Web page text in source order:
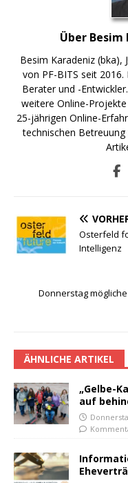
Über Besim
Besim Karadeniz (bka),
von PF-BITS seit
Berater und -
weitere Online-
25-jährigen Online-
technischen
Osterfeld
Intelligenz
Donnerstag
ÄHNLICHE ARTIKEL
„Gelbe-
auf